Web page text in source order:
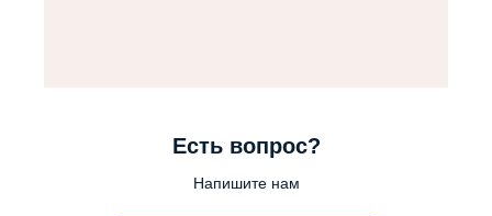
Есть вопрос?
Напишите нам